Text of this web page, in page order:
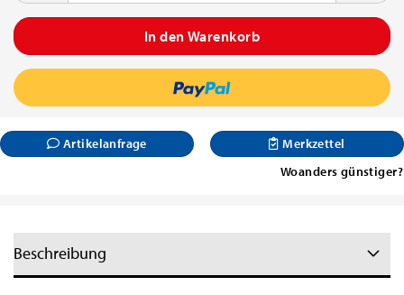
Artikelanfrage
Merkzettel
Woanders günstiger?
Beschreibung